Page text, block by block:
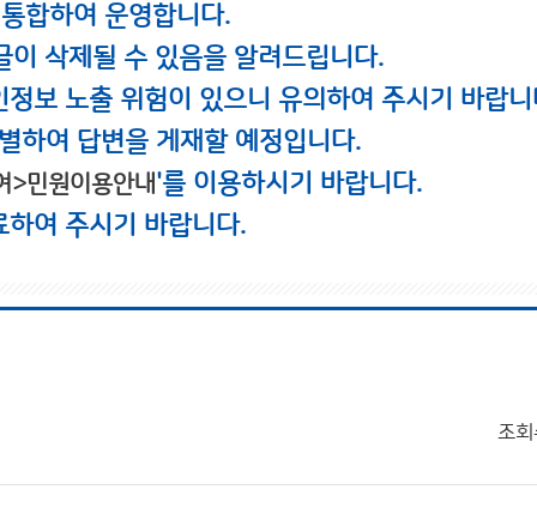
합하여 운영합니다.
삭제될 수 있음을 알려드립니다.
보 노출 위험이 있으니 유의하여 주시기 바랍니
하여 답변을 게재할 예정입니다.
>민원이용안내'를 이용하시기 바랍니다.
여 주시기 바랍니다.
조회